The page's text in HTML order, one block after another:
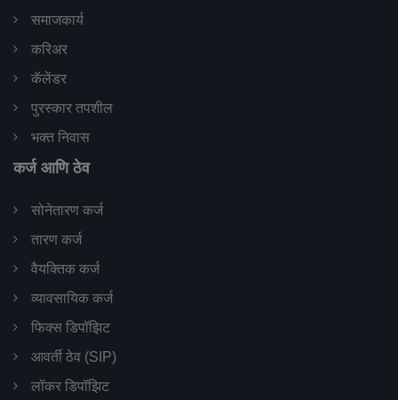
समाजकार्य
करिअर
कॅलेंडर
पुरस्कार तपशील
भक्त निवास
कर्ज आणि ठेव
सोनेतारण कर्ज
तारण कर्ज
वैयक्तिक कर्ज
व्यावसायिक कर्ज
फिक्स डिपॉझिट
आवर्ती ठेव (SIP)
लॉकर डिपॉझिट